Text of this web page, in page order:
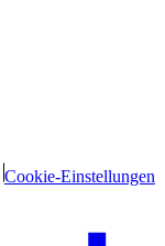
Cookie-Einstellungen